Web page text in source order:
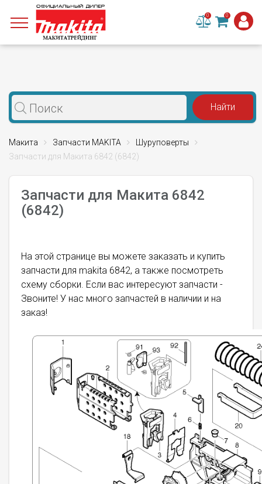
0 0
Макита Запчасти MAKITA
Шуруповерты
Запчасти для Макита 6842 (6842)
Запчасти для Макита 6842
(6842)
На этой странице вы можете заказать и купить
запчасти для makita 6842, а также посмотреть
схему сборки. Если вас интересуют запчасти -
Звоните! У нас много запчастей в наличии и на
заказ!